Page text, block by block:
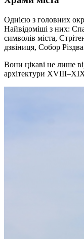
Однією з головних
Найвідоміші з них:
символів міста,
дзвіниця, Собор
Вони цікаві не лише
архітектури XVIII–XIX